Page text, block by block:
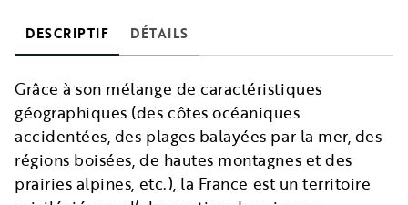
DESCRIPTIF DÉTAILS
Grâce à son mélange de caractéristiques
géographiques (des côtes océaniques
accidentées, des plages balayées par la mer, des
régions boisées, de hautes montagnes et des
prairies alpines, etc.), la France est un territoire